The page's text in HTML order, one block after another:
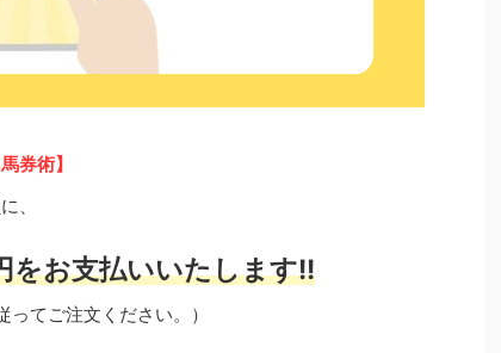
券術】
、
お支払いいたします!!
ってご注文ください。）